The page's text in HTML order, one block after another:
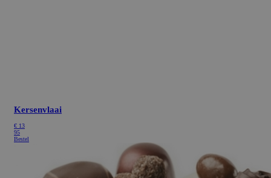
Kersenvlaai
€ 13
95
Bestel